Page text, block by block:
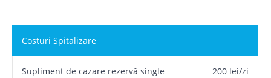
Costuri Spitalizare
Supliment de cazare rezervă single 200 lei/zi